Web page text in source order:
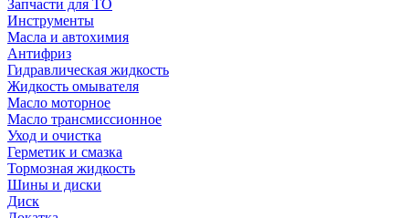
Запчасти для ТО
Инструменты
Масла и автохимия
Антифриз
Гидравлическая жидкость
Жидкость омывателя
Масло моторное
Масло трансмиссионное
Уход и очистка
Герметик и смазка
Тормозная жидкость
Шины и диски
Диск